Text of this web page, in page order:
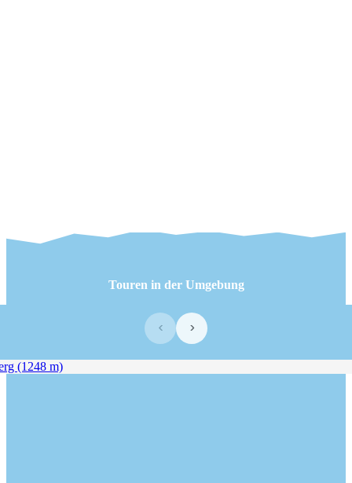
Touren in der Umgebung
‹ ›